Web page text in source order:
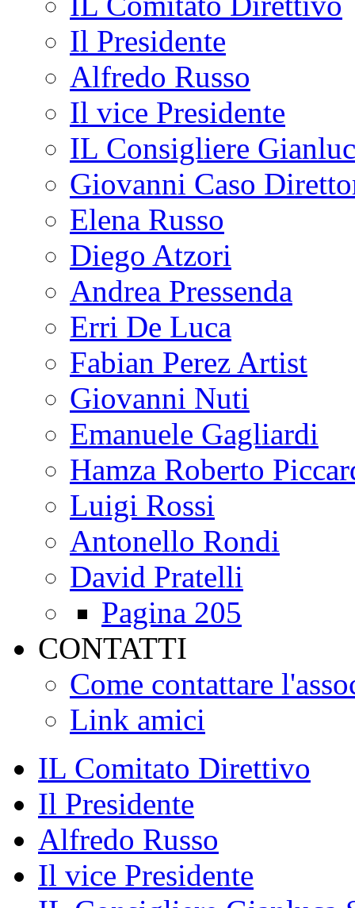
Il Presidente
Alfredo Russo
Il vice Presidente
IL Consigliere
Giovanni Caso
Elena Russo
Diego Atzori
Andrea Pressenda
Erri De Luca
Fabian Perez Artist
Giovanni Nuti
Emanuele Gagliardi
Hamza Roberto
Luigi Rossi
Antonello Rondi
David Pratelli
Pagina 205
CONTATTI
Come contattare
Link amici
IL Comitato Direttivo
Il Presidente
Alfredo Russo
Il vice Presidente